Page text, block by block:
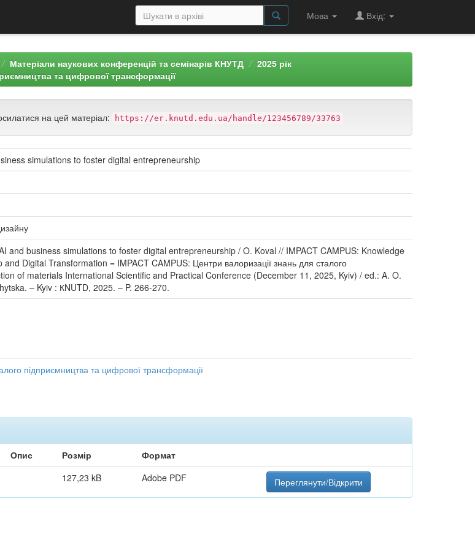
Мова Вхід:
Матеріали наукових конференцій та семінарів КНУТД
2025 рік
та цифрової трансформації
на цей матеріал: https://er.knutd.edu.ua/handle/123456789/33763
simulations to foster digital entrepreneurship
and business simulations to foster digital entrepreneurship / O. Koval // IMPACT CAMPUS: Knowledge
Digital Transformation = IMPACT CAMPUS: Центри валоризації знань для сталого
of materials International Scientific and Practical Conference (December 11, 2025, Kyiv) / ed.: A. O.
– Kyiv : КNUTD, 2025. – P. 266-270.
підприємництва та цифрової трансформації
Опис Розмір
Формат
127,23 kB Adobe PDF Переглянути/Відкрити